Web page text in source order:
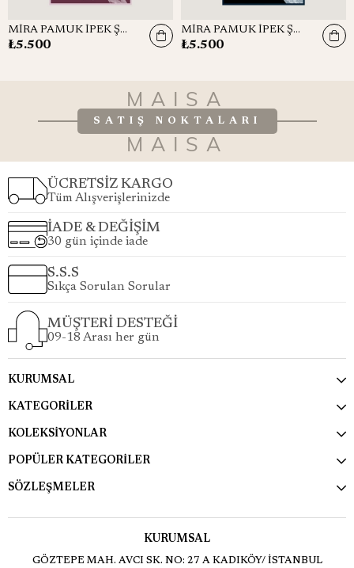
MİRA PAMUK İPEK ŞAL 70*190 CM - GÜL KURUSU
₺5.500
MİRA PAMUK İPEK ŞAL 70*190 CM - LACİVERT
₺5.500
MAISA
SATIŞ NOKTALARI
MAISA
ÜCRETSİZ KARGO
Tüm Alışverişlerinizde
İADE & DEĞİŞİM
30 gün içinde iade
S.S.S
Sıkça Sorulan Sorular
MÜŞTERİ DESTEĞİ
09-18 Arası her gün
KURUMSAL
KATEGORİLER
KOLEKSİYONLAR
POPÜLER KATEGORİLER
SÖZLEŞMELER
KURUMSAL
GÖZTEPE MAH. AVCI SK. NO: 27 A KADIKÖY/ İSTANBUL